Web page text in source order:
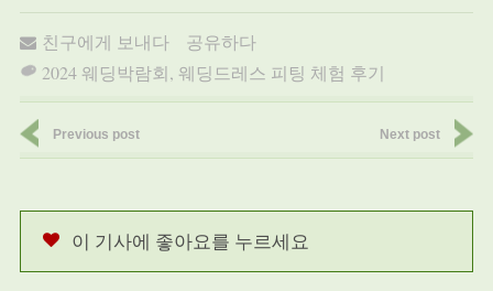
친구에게 보내다
공유하다
2024 웨딩박람회, 웨딩드레스 피팅 체험 후기
Previous post Next post
이 기사에 좋아요를 누르세요